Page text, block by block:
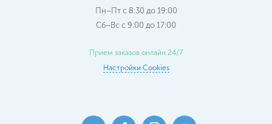
Пн–Пт с 8:30 до 19:00
Сб–Вс c 9:00 до 17:00
Прием заказов онлайн 24/7
Настройки Cookies